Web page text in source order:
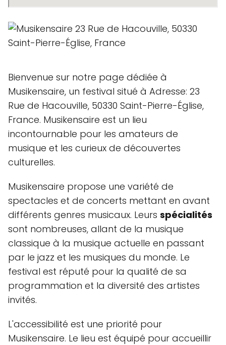
Bienvenue sur notre page dédiée à
Musikensaire, un festival situé à Adresse: 23
Rue de Hacouville, 50330 Saint-Pierre-Église,
France. Musikensaire est un lieu
incontournable pour les amateurs de
musique et les curieux de découvertes
culturelles.
Musikensaire propose une variété de
spectacles et de concerts mettant en avant
différents genres musicaux. Leurs spécialités
sont nombreuses, allant de la musique
classique à la musique actuelle en passant
par le jazz et les musiques du monde. Le
festival est réputé pour la qualité de sa
programmation et la diversité des artistes
invités.
L'accessibilité est une priorité pour
Musikensaire. Le lieu est équipé pour accueillir